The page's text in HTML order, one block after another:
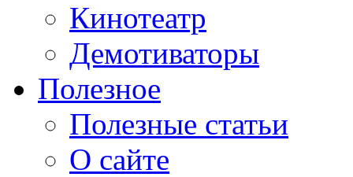
Кинотеатр
Демотиваторы
Полезное
Полезные статьи
О сайте